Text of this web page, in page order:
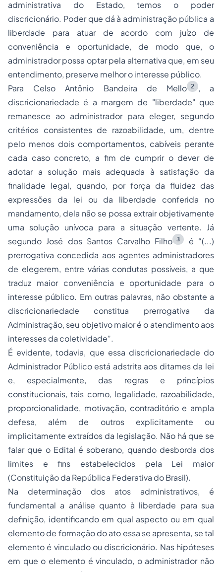
administrativa do Estado, temos o poder
discricionário. Poder que dá à administração pública a
liberdade para atuar de acordo com juízo de
conveniência e oportunidade, de modo que, o
administrador possa optar pela alternativa que, em seu
entendimento, preserve melhor o interesse público.
Para Celso Antônio Bandeira de Mello
2 , a
discricionariedade é a margem de "liberdade" que
remanesce ao administrador para eleger, segundo
critérios consistentes de razoabilidade, um, dentre
pelo menos dois comportamentos, cabíveis perante
cada caso concreto, a fim de cumprir o dever de
adotar a solução mais adequada à satisfação da
finalidade legal, quando, por força da fluidez das
expressões da lei ou da liberdade conferida no
mandamento, dela não se possa extrair objetivamente
uma solução unívoca para a situação vertente. Já
segundo José dos Santos Carvalho Filho 3
é “(...)
prerrogativa concedida aos agentes administradores
de elegerem, entre várias condutas possíveis, a que
traduz maior conveniência e oportunidade para o
interesse público. Em outras palavras, não obstante a
discricionariedade constitua prerrogativa da
Administração, seu objetivo maior é o atendimento aos
interesses da coletividade”.
É evidente, todavia, que essa discricionariedade do
Administrador Público está adstrita aos ditames da lei
e, especialmente, das regras e princípios
constitucionais, tais como, legalidade, razoabilidade,
proporcionalidade, motivação, contraditório e ampla
defesa, além de outros explicitamente ou
implicitamente extraídos da legislação. Não há que se
falar que o Edital é soberano, quando desborda dos
limites e fins estabelecidos pela Lei maior
(Constituição da República Federativa do Brasil).
Na determinação dos atos administrativos, é
fundamental a análise quanto à liberdade para sua
definição, identificando em qual aspecto ou em qual
elemento de formação do ato essa se apresenta, se tal
elemento é vinculado ou discricionário. Nas hipóteses
em que o elemento é vinculado, o administrador não